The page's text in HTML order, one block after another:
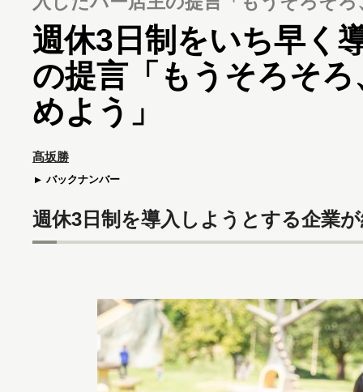
週休3日制をいち早く
の提言「もうそろそ
めよう」
髙坂勝
バックナンバー
週休3日制を導入しようとする企業